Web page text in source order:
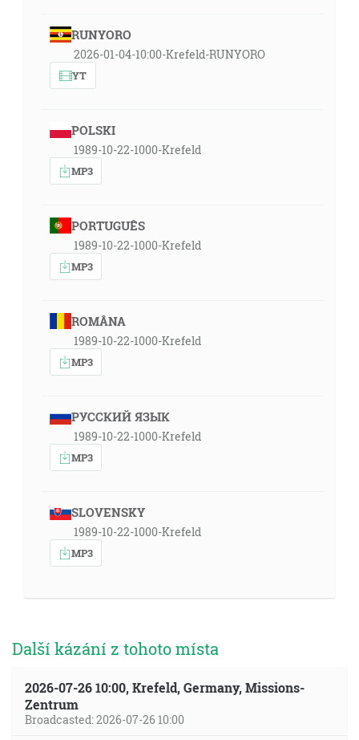
RUNYORO
2026-01-04-10:00-Krefeld-RUNYORO
YT
POLSKI
1989-10-22-1000-Krefeld
MP3
PORTUGUÊS
1989-10-22-1000-Krefeld
MP3
ROMÂNA
1989-10-22-1000-Krefeld
MP3
РУССКИЙ ЯЗЫК
1989-10-22-1000-Krefeld
MP3
SLOVENSKY
1989-10-22-1000-Krefeld
MP3
Další kázání z tohoto místa
2026-07-26 10:00, Krefeld, Germany, Missions-
Zentrum
Broadcasted: 2026-07-26 10:00